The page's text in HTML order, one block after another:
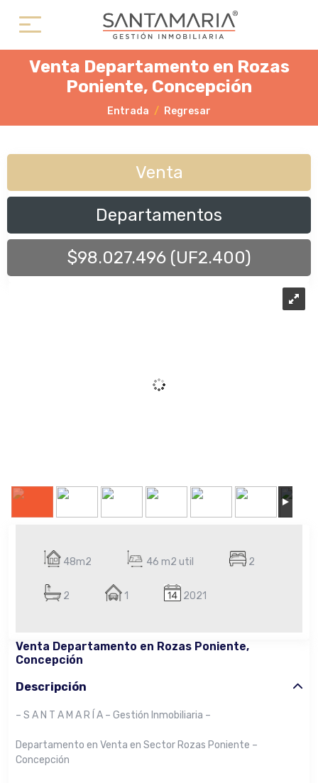
Venta Departamento en Rozas
Poniente, Concepción
Entrada Regresar
Venta
Departamentos
$98.027.496 (UF2.400)
48m2 46 m2 util 2
2 1 2021
Venta Departamento en Rozas Poniente,
Concepción
Descripción
– S A N T A M A R Í A – Gestión Inmobiliaria –
Departamento en Venta en Sector Rozas Poniente –
Concepción